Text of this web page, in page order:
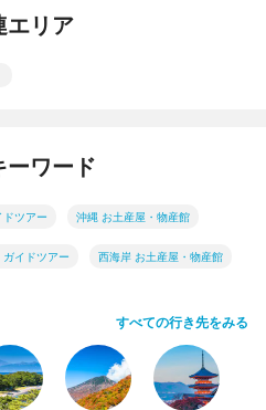
エリア
ーワード
ツアー 沖縄 お土産屋・物産館
イドツアー 西海岸 お土産屋・物産館
すべての行き先をみる